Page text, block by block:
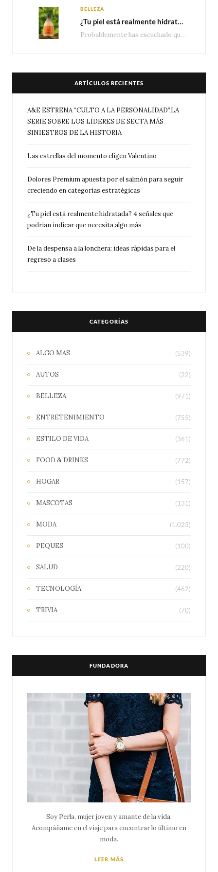
BELLEZA
¿Tu piel está realmente hidratada? 4 señales que podrían indicar que necesita algo más
Probablemente has escuchado que el cuidado e hidratación corporal se suele asociar únicamente con una…
ARTÍCULOS RECIENTES
A&E ESTRENA “CULTO A LA PERSONALIDAD”,LA
SERIE SOBRE LOS LÍDERES DE SECTA MÁS
SINIESTROS DE LA HISTORIA
Las estrellas del momento eligen Valentino
Dolores Premium apuesta por el salmón para seguir
creciendo en categorías estratégicas
¿Tu piel está realmente hidratada? 4 señales que
podrían indicar que necesita algo más
De la despensa a la lonchera: ideas rápidas para el
regreso a clases
CATEGORÍAS
ALGO MAS (539)
AUTOS (22)
BELLEZA (971)
ENTRETENIMIENTO (755)
ESTILO DE VIDA (361)
FOOD & DRINKS (772)
HOGAR (157)
MASCOTAS (131)
MODA (1.023)
PEQUES (100)
SALUD (220)
TECNOLOGÍA (462)
TRIVIA (70)
FUNDADORA
Soy Perla, mujer joven y amante de la vida.
Acompáñame en el viaje para encontrar lo último en
moda.
LEER MÁS